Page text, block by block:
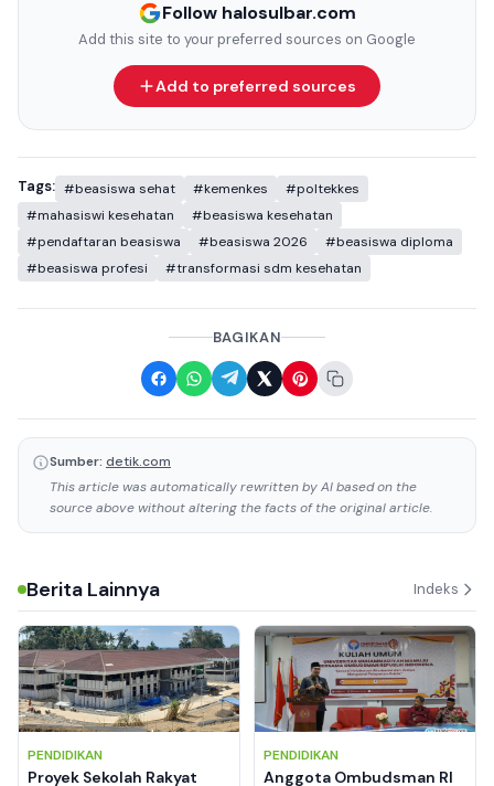
Follow halosulbar.com
Add this site to your preferred sources on Google
Add to preferred sources
Tags: #beasiswa sehat #kemenkes
#poltekkes
#mahasiswi kesehatan
#beasiswa kesehatan
#pendaftaran beasiswa
#beasiswa 2026
#beasiswa diploma
#beasiswa profesi
#transformasi sdm kesehatan
BAGIKAN
Sumber: detik.com
This article was automatically rewritten by AI based on the
source above without altering the facts of the original article.
Berita Lainnya Indeks
PENDIDIKAN
Proyek Sekolah Rakyat
PENDIDIKAN
Anggota Ombudsman RI